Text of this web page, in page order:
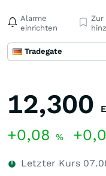
Alarme
einrichten
Zur
Tradegate
12,300
+0,08 %
Letzter Kurs